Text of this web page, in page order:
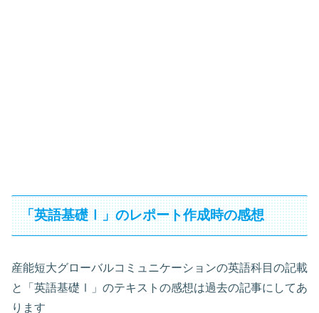
「英語基礎Ⅰ」のレポート作成時の感想
産能短大グローバルコミュニケーションの英語科目の記載
と「英語基礎Ⅰ」のテキストの感想は過去の記事にしてあ
ります